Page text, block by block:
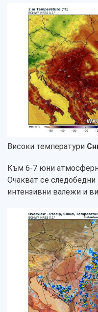
Високи температури
Към 6-7 юни
Очакват се
интензивни валежи и